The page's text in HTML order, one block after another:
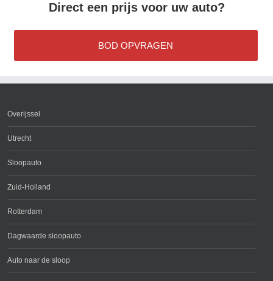
Direct een prijs voor uw auto?
BOD OPVRAGEN
Overijssel
Utrecht
Sloopauto
Zuid-Holland
Rotterdam
Dagwaarde sloopauto
Auto naar de sloop